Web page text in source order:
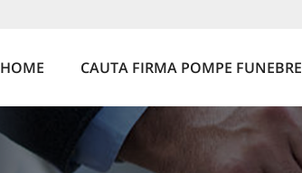
HOME CAUTA FIRMA POMPE FUNEBRE